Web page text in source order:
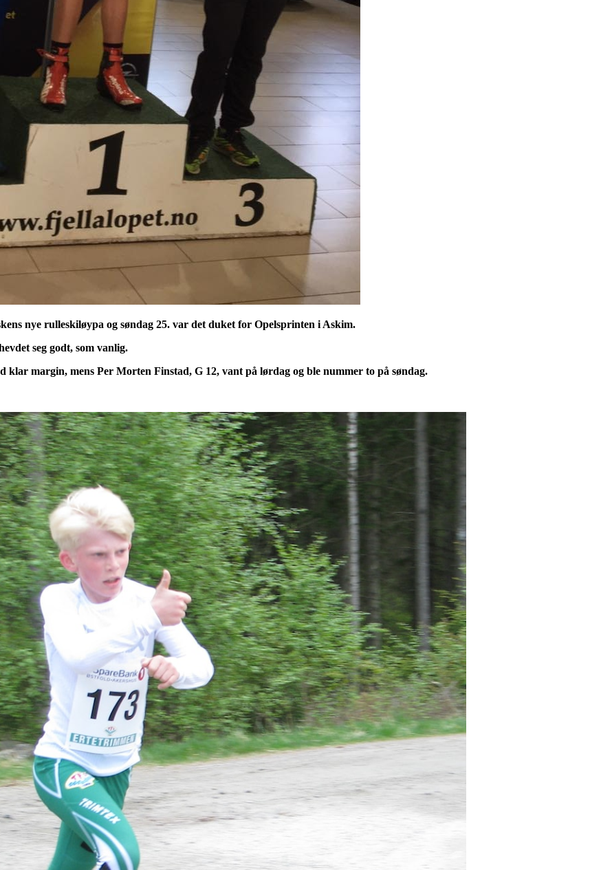
nye rulleskiløypa og søndag 25. var det duket for Opelsprinten i Askim.
seg godt, som vanlig.
klar margin, mens Per Morten Finstad, G 12, vant på lørdag og ble nummer to på søndag.